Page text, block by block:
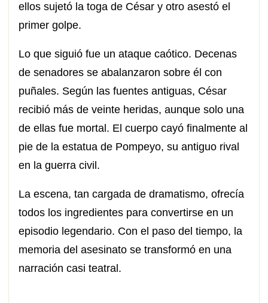
ellos sujetó la toga de César y otro asestó el
primer golpe.
Lo que siguió fue un ataque caótico. Decenas
de senadores se abalanzaron sobre él con
puñales. Según las fuentes antiguas, César
recibió más de veinte heridas, aunque solo una
de ellas fue mortal. El cuerpo cayó finalmente al
pie de la estatua de Pompeyo, su antiguo rival
en la guerra civil.
La escena, tan cargada de dramatismo, ofrecía
todos los ingredientes para convertirse en un
episodio legendario. Con el paso del tiempo, la
memoria del asesinato se transformó en una
narración casi teatral.